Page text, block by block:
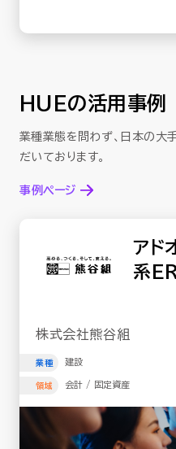
HUEの活用事例
業種業態を問わず、日本の
だいております。
事例ページ
改革の礎とな
る学校運営DX
業種 教育･学校
領域 グループウェア /